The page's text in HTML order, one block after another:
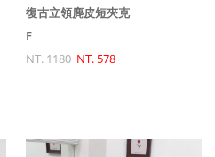
復古立領麂皮短夾克
F
NT. 1180 NT. 578